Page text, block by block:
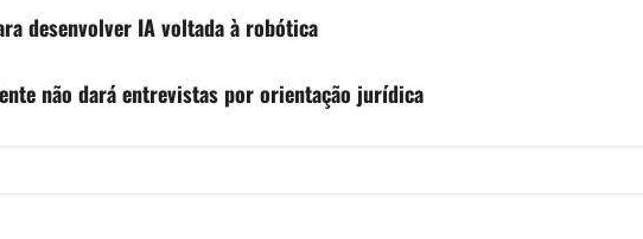
desenvolver IA voltada à robótica
não dará entrevistas por orientação jurídica